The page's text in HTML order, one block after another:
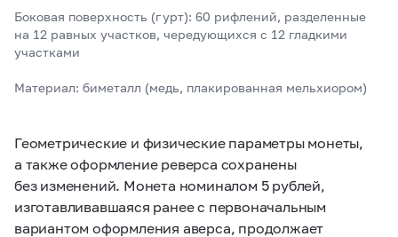
Боковая поверхность (гурт): 60 рифлений, разделенные
на 12 равных участков, чередующихся с 12 гладкими
участками
Материал: биметалл (медь, плакированная мельхиором)
Геометрические и физические параметры монеты,
а также оформление реверса сохранены
без изменений. Монета номиналом 5 рублей,
изготавливавшаяся ранее с первоначальным
вариантом оформления аверса, продолжает